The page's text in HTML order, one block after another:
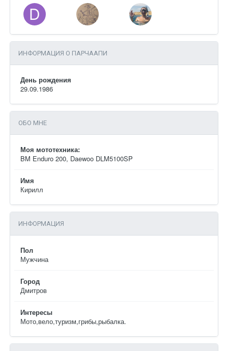
ИНФОРМАЦИЯ О ПАРЧААПИ
День рождения
29.09.1986
ОБО МНЕ
Моя мототехника:
BM Enduro 200, Daewoo DLM5100SP
Имя
Кирилл
ИНФОРМАЦИЯ
Пол
Мужчина
Город
Дмитров
Интересы
Мото,вело,туризм,грибы,рыбалка.